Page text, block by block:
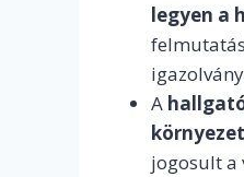
legyen a
A
jogosult a